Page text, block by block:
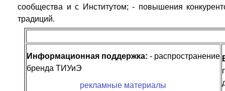
сообщества и с Институтом; - повышения
традиций.
Информационная поддержка: - распространение
бренда ТИУиЭ
рекламные материалы